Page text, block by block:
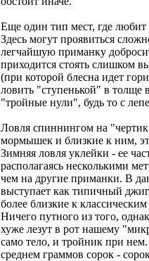
Еще один тип мест, где любит
Здесь могут проявиться
легчайшую приманку
приходится стоять слишком
(при которой блесна идет
ловить "ступенькой" в толще
"тройные нули", будь то с
Ловля спиннингом на
мормышек и близкие к ним,
Зимняя ловля уклейки - ее
располагаясь несколькими
чем на другие приманки. В
выступает как типичный
более близкие к
Ничего путного из того,
хуже лезут в рот нашему
само тело, и тройник при
среднем граммов сорок -